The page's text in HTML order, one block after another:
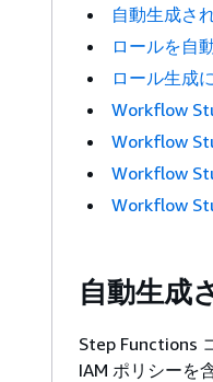
自動生成さ
ロールを自
ロール生成
Workflow
Workflow
Workflow
Workflow
自動生成
Step Functions
IAM ポリシーを